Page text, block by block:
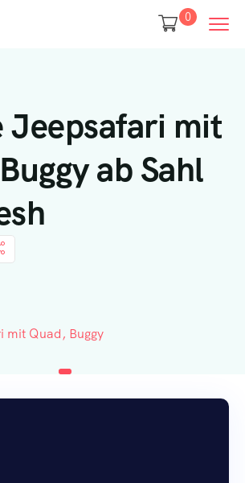
0
Jeepsafari mit
ab Sahl